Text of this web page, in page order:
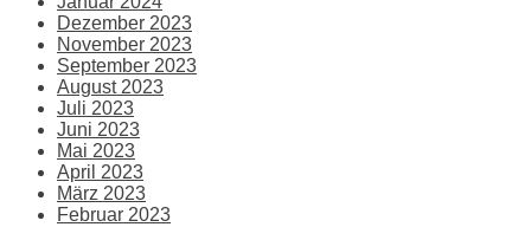
Dezember 2023
November 2023
September 2023
August 2023
Juli 2023
Juni 2023
Mai 2023
April 2023
März 2023
Februar 2023